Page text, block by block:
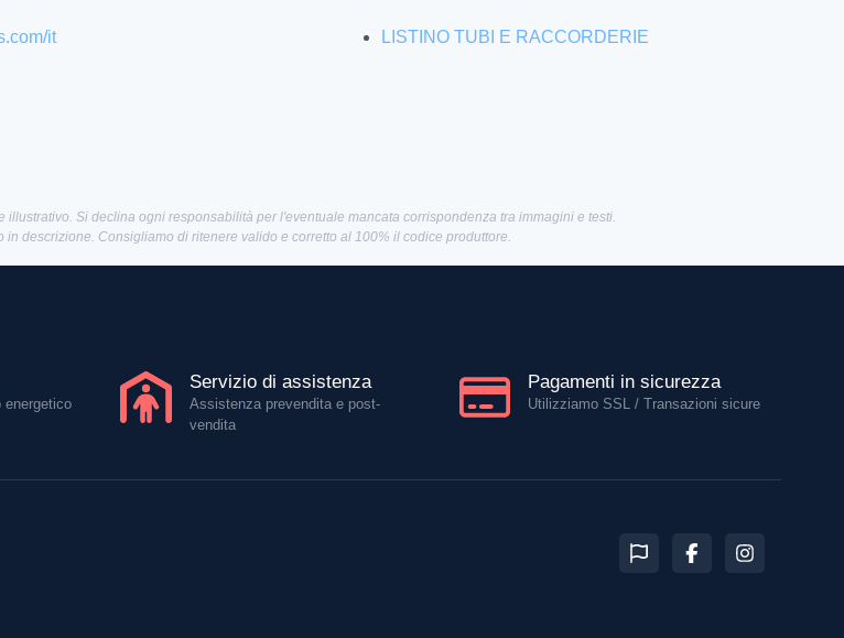
it LISTINO TUBI E RACCORDERIE
Si declina ogni responsabilità per l'eventuale mancata corrispondenza tra immagini e testi.
descrizione. Consigliamo di ritenere valido e corretto al 100% il codice produttore.
energetico
Servizio di assistenza
Assistenza prevendita e post-
vendita
Pagamenti in sicurezza
Utilizziamo SSL / Transazioni sicure